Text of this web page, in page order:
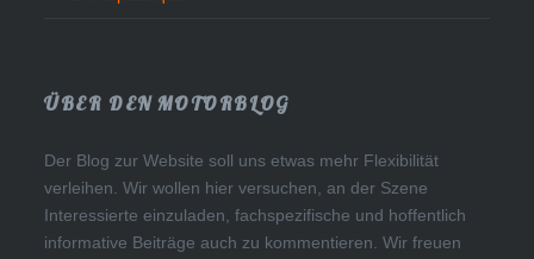
ÜBER DEN MOTORBLOG
Der Blog zur Website soll uns etwas mehr Flexibilität
verleihen. Wir wollen hier versuchen, an der Szene
Interessierte einzuladen, fachspezifische und hoffentlich
informative Beiträge auch zu kommentieren. Wir freuen